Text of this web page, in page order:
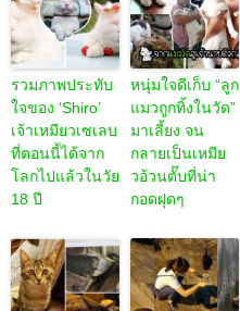
รวมภาพประทับ
ใจของ ‘Shiro’
เจ้าเหมียวเซเลบ
ที่ตอนนี้ได้จาก
โลกไปแล้วในวัย
18 ปี
หนุ่มใจดีเก็บ “ลูก
แมวถูกทิ้งในวัด”
มาเลี้ยง จน
กลายเป็นเหมีย
วอ้วนตั๊บที่น่า
กอดฝุดๆ